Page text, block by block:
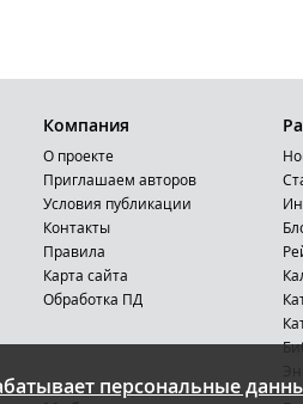
персональные
Компания
О проекте
Приглашаем авторов
Условия публикации
Контакты
Правила
Карта сайта
Обработка ПД